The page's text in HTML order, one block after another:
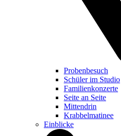
Probenbesuch
Schüler im Studio
Familienkonzerte
Seite an Seite
Mittendrin
Krabbelmatinee
Einblicke